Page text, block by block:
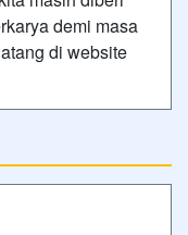
demi masa
di website